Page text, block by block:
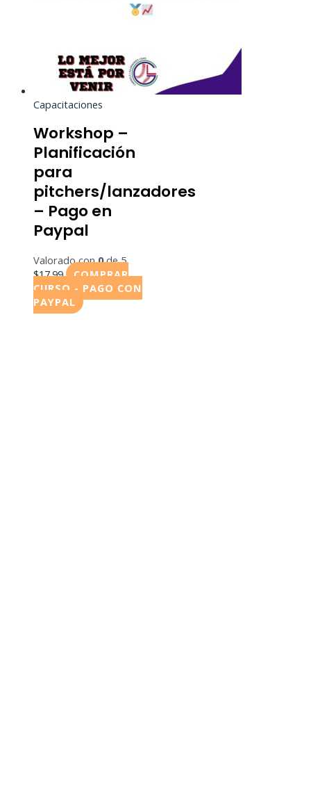
Capacitaciones
Workshop –
Planificación
para
pitchers/lanzadores
– Pago en
Paypal
Valorado con0de 5
$17.99
COMPRAR
CURSO - PAGO CON
PAYPAL